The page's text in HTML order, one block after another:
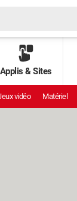
Applis & Sites
vidéo Matériel